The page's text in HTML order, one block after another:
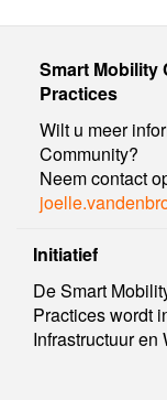
Smart Mobility
Practices
Wilt u meer
Community?
Neem contact
Initiatief
De Smart
Practices wordt
Infrastructuur en